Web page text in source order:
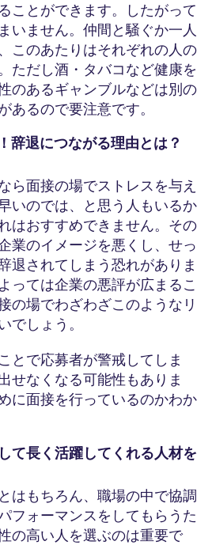
ことができます。したがって
いません。仲間と騒ぐか一人
このあたりはそれぞれの人の
ただし酒・タバコなど健康を
のあるギャンブルなどは別の
あるので要注意です。
辞退につながる理由とは？
ら面接の場でストレスを与え
いのでは、と思う人もいるか
はおすすめできません。その
業のイメージを悪くし、せっ
退されてしまう恐れがありま
っては企業の悪評が広まるこ
の場でわざわざこのようなリ
でしょう。
とで応募者が警戒してしま
せなくなる可能性もありま
に面接を行っているのかわか
て長く活躍してくれる人材を
はもちろん、職場の中で協調
フォーマンスをしてもらうた
の高い人を選ぶのは重要で